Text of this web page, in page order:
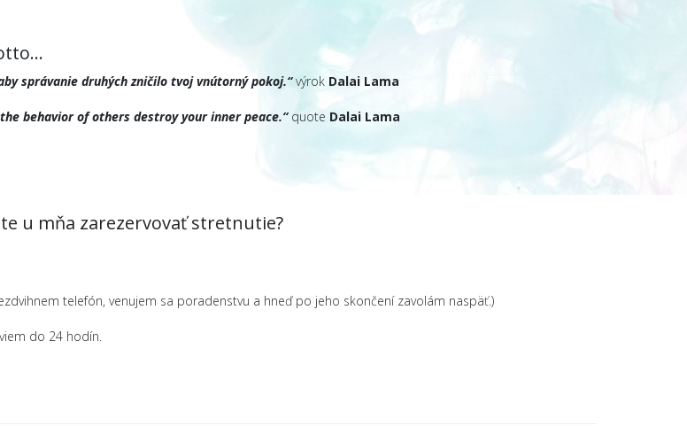
správanie druhých zničilo tvoj vnútorný pokoj.“výrok Dalai Lama
behavior of others destroy your inner peace.“quote Dalai Lama
u mňa zarezervovať stretnutie?
telefón, venujem sa poradenstvu a hneď po jeho skončení zavolám naspäť.)
do 24 hodín.